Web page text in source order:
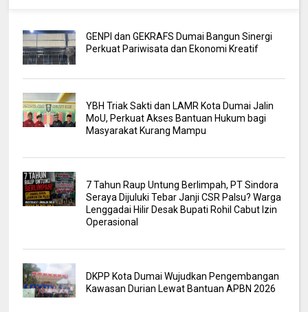
GENPI dan GEKRAFS Dumai Bangun Sinergi
Perkuat Pariwisata dan Ekonomi Kreatif
YBH Triak Sakti dan LAMR Kota Dumai Jalin
MoU, Perkuat Akses Bantuan Hukum bagi
Masyarakat Kurang Mampu
7 Tahun Raup Untung Berlimpah, PT Sindora
Seraya Dijuluki Tebar Janji CSR Palsu? Warga
Lenggadai Hilir Desak Bupati Rohil Cabut Izin
Operasional
DKPP Kota Dumai Wujudkan Pengembangan
Kawasan Durian Lewat Bantuan APBN 2026